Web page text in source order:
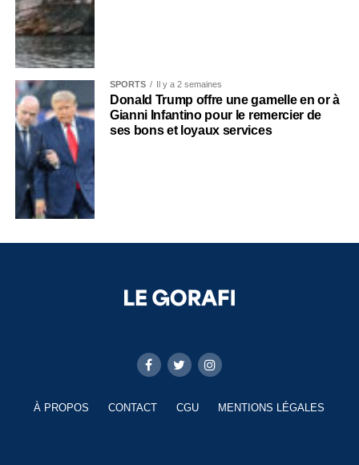
SPORTS Il y a 2 semaines
Donald Trump offre une gamelle en or à
Gianni Infantino pour le remercier de
ses bons et loyaux services
À PROPOS CONTACT CGU MENTIONS LÉGALES